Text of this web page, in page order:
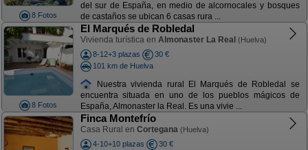
8 Fotos
del sur de España, en medio de alcornocales y bosques
de castaños se ubican 6 casas rura ...
8 Fotos
El Marqués de Robledal
Vivienda turística en Almonaster La Real (Huelva)
8-12+3 plazas
30 €
101 km de Huelva
Nuestra vivienda rural El Marqués de Robledal se
encuentra situada en uno de los pueblos mágicos de
España, Almonaster la Real. Es una vivie ...
Finca Montefrío
Casa Rural en Cortegana (Huelva)
4-10+10 plazas
30 €